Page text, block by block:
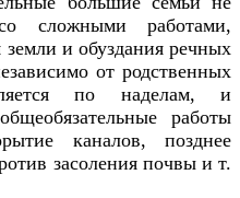
сложными работами,
и обуздания речных
от родственных
по наделам, и
работы
каналов, позднее
засоления почвы и т.